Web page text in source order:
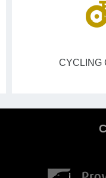
CYCLING